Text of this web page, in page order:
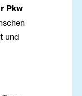
Pkw
und